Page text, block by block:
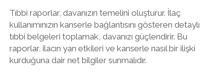
Tıbbi raporlar, davanızın temelini oluşturur. İlaç
kullanımınızın kanserle bağlantısını gösteren detaylı
tıbbi belgeleri toplamak, davanızı güçlendirir. Bu
raporlar, ilacın yan etkileri ve kanserle nasıl bir ilişki
kurduğuna dair net bilgiler sunmalıdır.